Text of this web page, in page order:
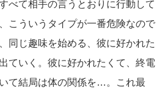
べて相手の言うとおりに行動して
こういうタイプが一番危険なので
同じ趣味を始める、彼に好かれた
ていく。彼に好かれたくて、終電
て結局は体の関係を…。これ最